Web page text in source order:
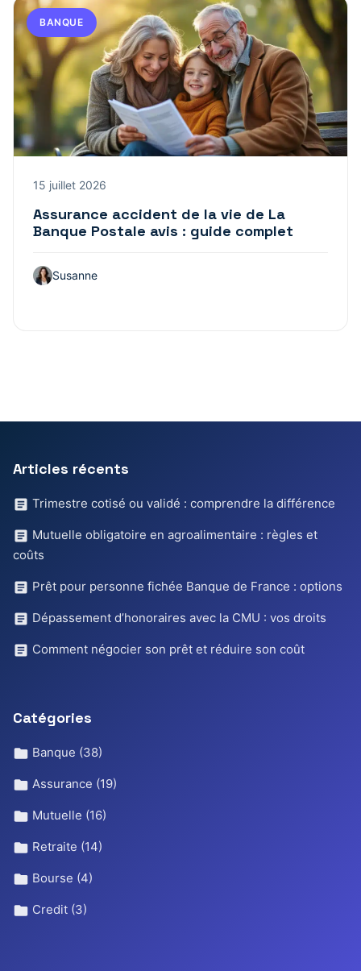
BANQUE
15 juillet 2026
Assurance accident de la vie de La
Banque Postale avis : guide complet
Susanne
Articles récents
Trimestre cotisé ou validé : comprendre la différence
Mutuelle obligatoire en agroalimentaire : règles et
coûts
Prêt pour personne fichée Banque de France : options
Dépassement d’honoraires avec la CMU : vos droits
Comment négocier son prêt et réduire son coût
Catégories
Banque (38)
Assurance (19)
Mutuelle (16)
Retraite (14)
Bourse (4)
Credit (3)